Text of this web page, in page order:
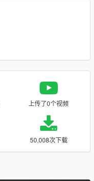
上传了0个视频
50,008次下载